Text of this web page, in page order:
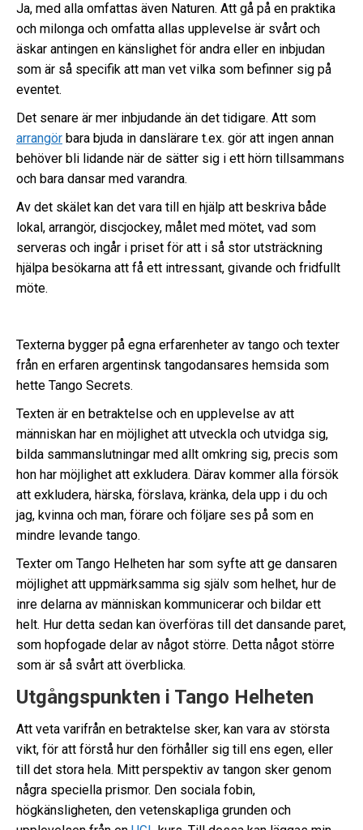
Ja, med alla omfattas även Naturen. Att gå på en praktika
och milonga och omfatta allas upplevelse är svårt och
äskar antingen en känslighet för andra eller en inbjudan
som är så specifik att man vet vilka som befinner sig på
eventet.
Det senare är mer inbjudande än det tidigare. Att som
arrangör bara bjuda in danslärare t.ex. gör att ingen annan
behöver bli lidande när de sätter sig i ett hörn tillsammans
och bara dansar med varandra.
Av det skälet kan det vara till en hjälp att beskriva både
lokal, arrangör, discjockey, målet med mötet, vad som
serveras och ingår i priset för att i så stor utsträckning
hjälpa besökarna att få ett intressant, givande och fridfullt
möte.
Texterna bygger på egna erfarenheter av tango och texter
från en erfaren argentinsk tangodansares hemsida som
hette Tango Secrets.
Texten är en betraktelse och en upplevelse av att
människan har en möjlighet att utveckla och utvidga sig,
bilda sammanslutningar med allt omkring sig, precis som
hon har möjlighet att exkludera. Därav kommer alla försök
att exkludera, härska, förslava, kränka, dela upp i du och
jag, kvinna och man, förare och följare ses på som en
mindre levande tango.
Texter om Tango Helheten har som syfte att ge dansaren
möjlighet att uppmärksamma sig själv som helhet, hur de
inre delarna av människan kommunicerar och bildar ett
helt. Hur detta sedan kan överföras till det dansande paret,
som hopfogade delar av något större. Detta något större
som är så svårt att överblicka.
Utgångspunkten i Tango Helheten
Att veta varifrån en betraktelse sker, kan vara av största
vikt, för att förstå hur den förhåller sig till ens egen, eller
till det stora hela. Mitt perspektiv av tangon sker genom
några speciella prismor. Den sociala fobin,
högkänsligheten, den vetenskapliga grunden och